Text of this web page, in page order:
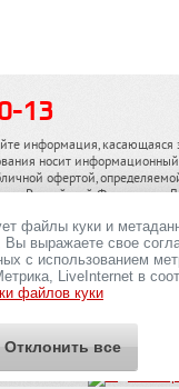
13
информация, касающаяся
носит
офертой,
Российской Федерации.
обращайтесь к нашим
законом.
файлы куки и
Вы выражаете свое
с использованием
LiveInternet в
файлов куки
Отклонить все